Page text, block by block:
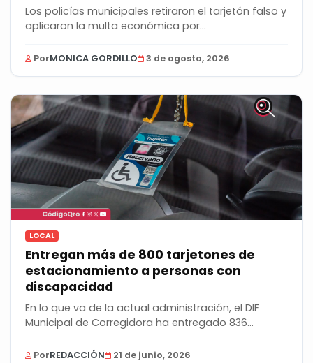
Los policías municipales retiraron el tarjetón falso y
aplicaron la multa económica por...
PorMONICA GORDILLO 3 de agosto, 2026
LOCAL
Entregan más de 800 tarjetones de
estacionamiento a personas con
discapacidad
En lo que va de la actual administración, el DIF
Municipal de Corregidora ha entregado 836...
PorREDACCIÓN 21 de junio, 2026